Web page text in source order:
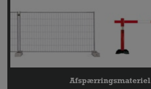
Afspærringsmateriel